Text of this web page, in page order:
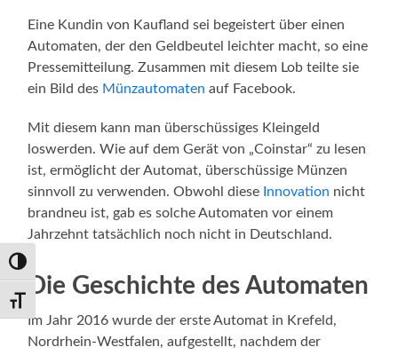
Umschalten auf hohe Kontraste
Schrift vergrößern
Eine Kundin von Kaufland sei begeistert über einen
Automaten, der den Geldbeutel leichter macht, so eine
Pressemitteilung. Zusammen mit diesem Lob teilte sie
ein Bild des Münzautomaten auf Facebook.
Mit diesem kann man überschüssiges Kleingeld
loswerden. Wie auf dem Gerät von „Coinstar“ zu lesen
ist, ermöglicht der Automat, überschüssige Münzen
sinnvoll zu verwenden. Obwohl diese Innovation nicht
brandneu ist, gab es solche Automaten vor einem
Jahrzehnt tatsächlich noch nicht in Deutschland.
Die Geschichte des Automaten
Im Jahr 2016 wurde der erste Automat in Krefeld,
Nordrhein-Westfalen, aufgestellt, nachdem der